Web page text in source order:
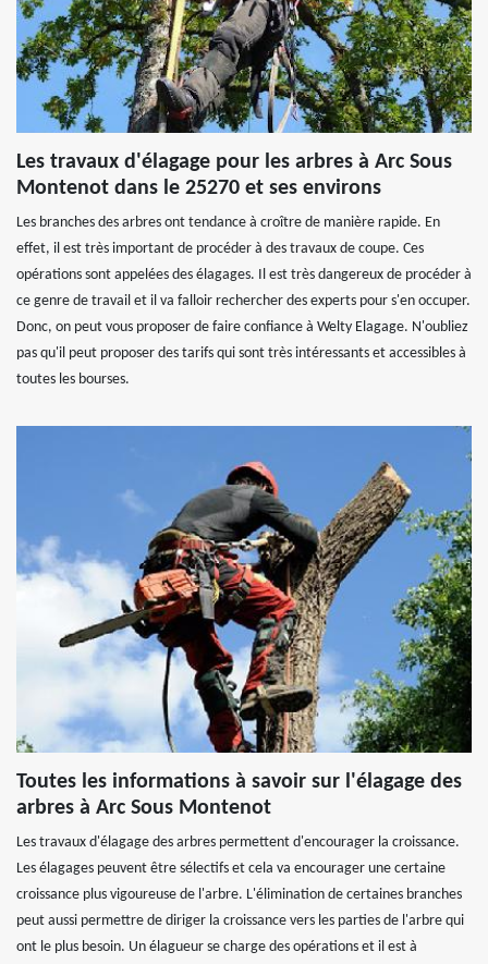
Les travaux d'élagage pour les arbres à Arc Sous
Montenot dans le 25270 et ses environs
Les branches des arbres ont tendance à croître de manière rapide. En
effet, il est très important de procéder à des travaux de coupe. Ces
opérations sont appelées des élagages. Il est très dangereux de procéder à
ce genre de travail et il va falloir rechercher des experts pour s'en occuper.
Donc, on peut vous proposer de faire confiance à Welty Elagage. N'oubliez
pas qu'il peut proposer des tarifs qui sont très intéressants et accessibles à
toutes les bourses.
Toutes les informations à savoir sur l'élagage des
arbres à Arc Sous Montenot
Les travaux d'élagage des arbres permettent d'encourager la croissance.
Les élagages peuvent être sélectifs et cela va encourager une certaine
croissance plus vigoureuse de l'arbre. L'élimination de certaines branches
peut aussi permettre de diriger la croissance vers les parties de l'arbre qui
ont le plus besoin. Un élagueur se charge des opérations et il est à